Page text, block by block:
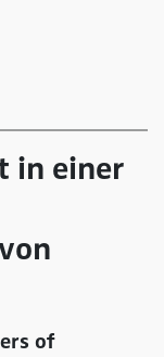
in einer
of